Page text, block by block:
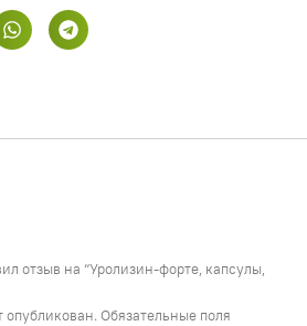
отзыв на “Уролизин-форте, капсулы,
опубликован. Обязательные поля